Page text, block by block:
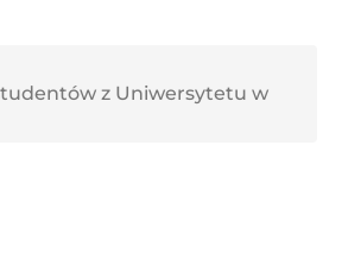
z Uniwersytetu w